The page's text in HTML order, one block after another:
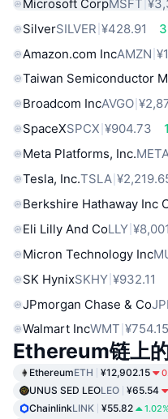
Microsoft CorpMSFT
SilverSILVER ¥428.91
Amazon.com IncAMZN
Taiwan Semiconductor
Broadcom IncAVGO
SpaceXSPCX ¥904.73
Meta Platforms, Inc.
Tesla, Inc.TSLA
Berkshire Hathaway Inc
Eli Lilly And CoLLY
Micron Technology Inc
SK HynixSKHY ¥932.11
JPmorgan Chase & Co
Walmart IncWMT ¥754.15
Ethereum链上
EthereumETH ¥12,902.15
UNUS SED LEOLEO ¥65.54
ChainlinkLINK ¥55.82